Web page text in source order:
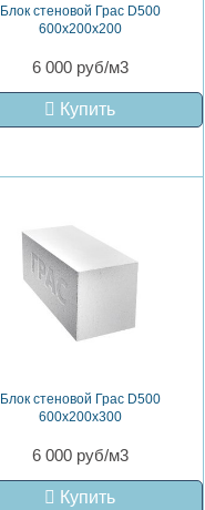
Блок стеновой Грас D500
600x200x200
6 000 руб/м3
Купить
Блок стеновой Грас D500
600x200x300
6 000 руб/м3
Купить